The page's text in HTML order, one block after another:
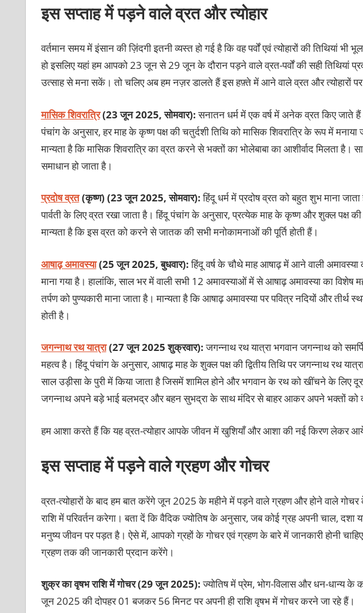
इस सप्ताह में पड़ने वाले व्रत और त्योहार
वर्तमान समय में इंसान की ज़िंदगी इतनी व्यस्त हो गई है कि वह पर्वों एवं त्योहारों की तिथियां
हो इसलिए यहां हम आपको 23 जून से 29 जून के दौरान पड़ने वाले व्रत-पर्वों की सही तिथियां
उत्साह से मना सकें। तो चलिए अब हम नज़र डालते हैं इस हफ़्ते में आने वाले व्रत और त्योहारों
मासिक शिवरात्रि(23 जून 2025, सोमवार):सनातन धर्म में एक वर्ष में अनेक व्रत किए जाते
पंचांग के अनुसार, हर माह के कृष्ण पक्ष की चतुर्दशी तिथि को मासिक शिवरात्रि के रूप में मनाया
मान्यता है कि मासिक शिवरात्रि का व्रत करने से भक्तों का भोलेबाबा का आशीर्वाद मिलता
समाधान हो जाता है।
प्रदोष व्रत(कृष्ण) (23 जून 2025, सोमवार):हिंदू धर्म में प्रदोष व्रत को बहुत शुभ माना
पार्वती के लिए व्रत रखा जाता है। हिंदू पंचांग के अनुसार, प्रत्येक माह के कृष्ण और शुक्ल पक्ष की
मान्यता है कि इस व्रत को करने से जातक की सभी मनोकामनाओं की पूर्ति होती हैं।
आषाढ़ अमावस्या(25 जून 2025, बुधवार):हिंदू वर्ष के चौथे माह आषाढ़ में आने वाली
माना गया है। हालांकि, साल भर में वाली सभी 12 अमावस्याओं में से आषाढ़ अमावस्या का विशेष
तर्पण को पुण्यकारी माना जाता है। मान्यता है कि आषाढ़ अमावस्या पर पवित्र नदियों और
होती है।
जगन्नाथ रथ यात्रा(27 जून 2025 शुक्रवार):जगन्नाथ रथ यात्रा भगवान जगन्नाथ को
महत्व है। हिंदू पंचांग के अनुसार, आषाढ़ माह के शुक्ल पक्ष की द्वितीय तिथि पर जगन्नाथ रथ
साल उड़ीसा के पुरी में किया जाता है जिसमें शामिल होने और भगवान के रथ को खींचने के लिए
जगन्नाथ अपने बड़े भाई बलभद्र और बहन सुभद्रा के साथ मंदिर से बाहर आकर अपने भक्तों को
हम आशा करते हैं कि यह व्रत-त्योहार आपके जीवन में खुशियाँ और आशा की नई किरण लेकर
इस सप्ताह में पड़ने वाले ग्रहण और गोचर
व्रत-त्योहारों के बाद हम बात करेंगे जून 2025 के महीने में पड़ने वाले ग्रहण और होने वाले गोचर
राशि में परिवर्तन करेगा। बता दें कि वैदिक ज्योतिष के अनुसार, जब कोई ग्रह अपनी चाल, दशा
मनुष्य जीवन पर पड़त है। ऐसे में, आपको ग्रहों के गोचर एवं ग्रहण के बारे में जानकारी होनी
ग्रहण तक की जानकारी प्रदान करेंगे।
शुक्र का वृषभ राशि में गोचर (29 जून 2025):ज्योतिष में प्रेम, भोग-विलास और धन-धान्य
जून 2025 की दोपहर 01 बजकर 56 मिनट पर अपनी ही राशि वृषभ में गोचर करने जा रहे हैं।